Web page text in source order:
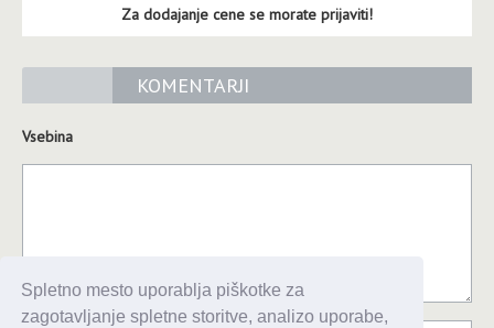
Spletno mesto uporablja piškotke za
zagotavljanje spletne storitve, analizo uporabe,
Za dodajanje cene se morate prijaviti!
KOMENTARJI
Vsebina